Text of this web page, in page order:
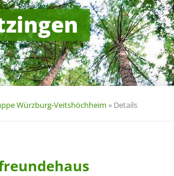
Würzburg-Veitshöchheim » Details